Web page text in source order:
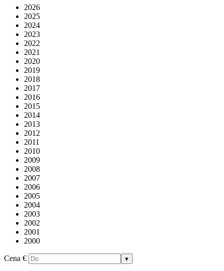
2026
2025
2024
2023
2022
2021
2020
2019
2018
2017
2016
2015
2014
2013
2012
2011
2010
2009
2008
2007
2006
2005
2004
2003
2002
2001
2000
Cena € ▾